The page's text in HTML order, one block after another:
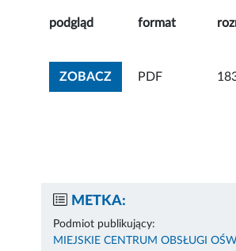
podgląd format
ZOBACZZOBACZ
PDF
METKA:
Podmiot publikujący:
MIEJSKIE CENTRUM OBSŁUGI